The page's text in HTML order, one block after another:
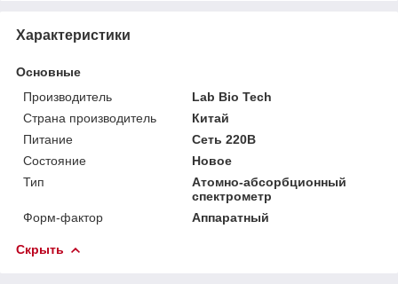
Характеристики
Основные
Производитель
Lab Bio Tech
Страна производитель
Китай
Питание
Сеть 220В
Состояние
Новое
Тип
Атомно-абсорбционный
спектрометр
Форм-фактор
Аппаратный
Скрыть